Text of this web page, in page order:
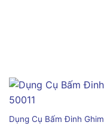
Dụng Cụ Bấm Đinh